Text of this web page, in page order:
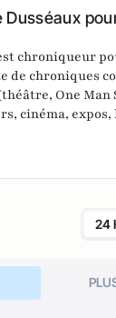
Dusséaux
chroniqueur
de chroniques
One Man
cinéma, expos,
novembre 2013
et son
24